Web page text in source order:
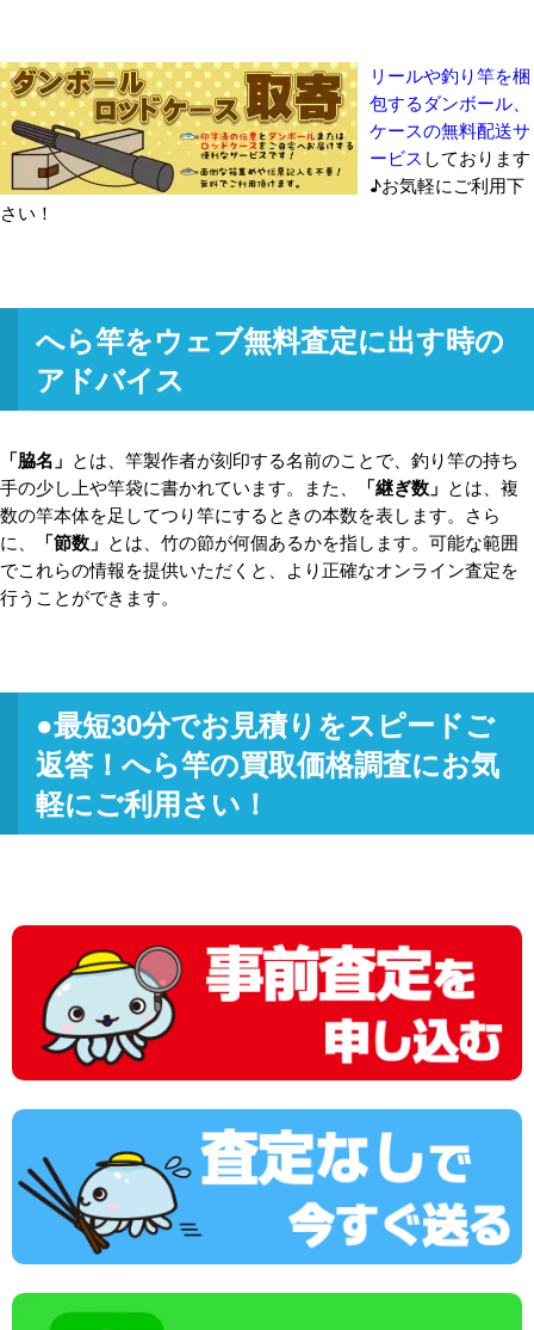
リールや釣り竿を梱
包するダンボール、
ケースの無料配送サ
ービス しております
♪お気軽にご利用下
さい！
へら竿をウェブ無料査定に出す時の
アドバイス
「脇名」 とは、竿製作者が刻印する名前のことで、釣り竿の持ち
手の少し上や竿袋に書かれています。また、
「継ぎ数」 とは、複
数の竿本体を足してつり竿にするときの本数を表します。さら
に、
「節数」 とは、竹の節が何個あるかを指します。可能な範囲
でこれらの情報を提供いただくと、より正確なオンライン査定を
行うことができます。
●最短30分でお見積りをスピードご
返答！へら竿の買取価格調査にお気
軽にご利用さい！